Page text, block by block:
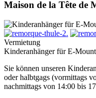
Maison de la Tête de
Vermietung
Kinderanhänger für E-
Sie können unseren
oder halbtgags (vormittags
nachmittags von 14:00 bis